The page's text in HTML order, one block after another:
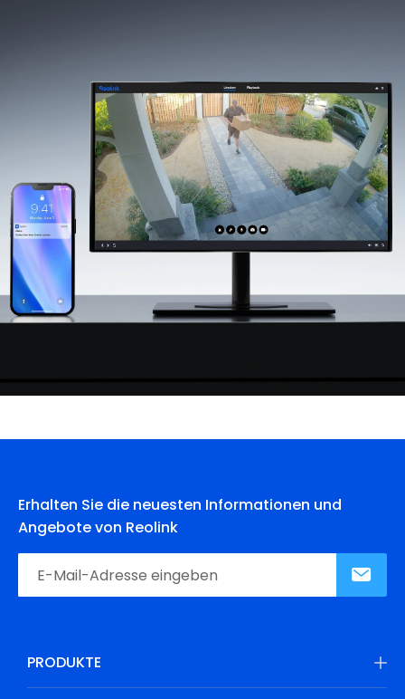
Erhalten Sie die neuesten Informationen und
Angebote von Reolink
PRODUKTE